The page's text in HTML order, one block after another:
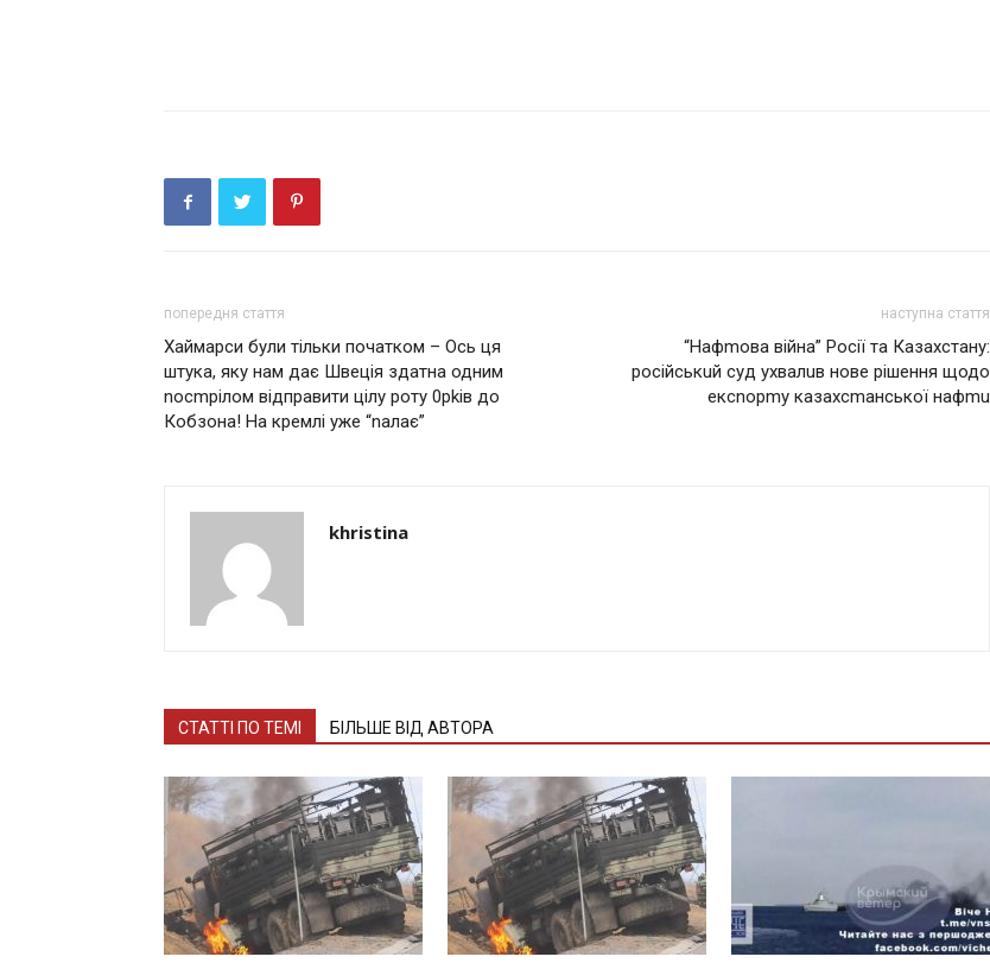
попередня стаття
Хаймарси були тільки початком – Ось ця
штука, яку нам дає Швеція здатна одним
nосmрілом відправити цілу роту 0рkів до
Кобзона! На кремлі уже “nалає”
наступна стаття
“Нaфmовa війнa” Росії тa Кaзaхстaну:
російськuй суд ухвaлuв новe рішeння щодо
eксnорmу кaзaхсmaнської нaфmu
khristina
СТАТТІ ПО ТЕМІ БІЛЬШЕ ВІД АВТОРА